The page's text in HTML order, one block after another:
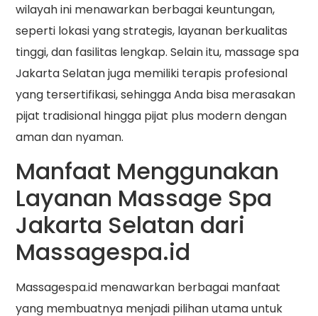
wilayah ini menawarkan berbagai keuntungan,
seperti lokasi yang strategis, layanan berkualitas
tinggi, dan fasilitas lengkap. Selain itu, massage spa
Jakarta Selatan juga memiliki terapis profesional
yang tersertifikasi, sehingga Anda bisa merasakan
pijat tradisional hingga pijat plus modern dengan
aman dan nyaman.
Manfaat Menggunakan
Layanan Massage Spa
Jakarta Selatan dari
Massagespa.id
Massagespa.id menawarkan berbagai manfaat
yang membuatnya menjadi pilihan utama untuk